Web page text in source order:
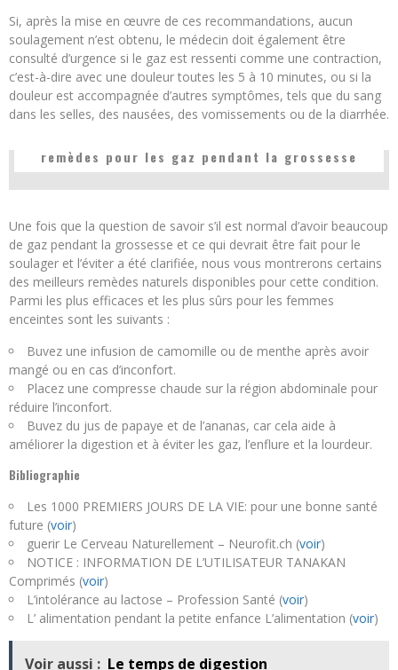
Si, après la mise en œuvre de ces recommandations, aucun
soulagement n’est obtenu, le médecin doit également être
consulté d’urgence si le gaz est ressenti comme une contraction,
c’est-à-dire avec une douleur toutes les 5 à 10 minutes, ou si la
douleur est accompagnée d’autres symptômes, tels que du sang
dans les selles, des nausées, des vomissements ou de la diarrhée.
remèdes pour les gaz pendant la grossesse
Une fois que la question de savoir s’il est normal d’avoir beaucoup
de gaz pendant la grossesse et ce qui devrait être fait pour le
soulager et l’éviter a été clarifiée, nous vous montrerons certains
des meilleurs remèdes naturels disponibles pour cette condition.
Parmi les plus efficaces et les plus sûrs pour les femmes
enceintes sont les suivants :
Buvez une infusion de camomille ou de menthe après avoir
mangé ou en cas d’inconfort.
Placez une compresse chaude sur la région abdominale pour
réduire l’inconfort.
Buvez du jus de papaye et de l’ananas, car cela aide à
améliorer la digestion et à éviter les gaz, l’enflure et la lourdeur.
Bibliographie
Les 1000 PREMIERS JOURS DE LA VIE: pour une bonne santé
future (voir)
guerir Le Cerveau Naturellement – Neurofit.ch (voir)
NOTICE : INFORMATION DE L’UTILISATEUR TANAKAN
Comprimés (voir)
L’intolérance au lactose – Profession Santé (voir)
L’ alimentation pendant la petite enfance L’alimentation (voir)
Voir aussi : Le temps de digestion